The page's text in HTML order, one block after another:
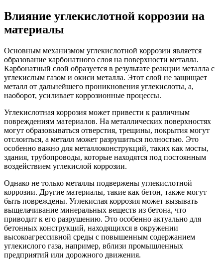
Влияние углекислотной коррозии на
материалы
Основным механизмом углекислотной коррозии является
образование карбонатного слоя на поверхности металла.
Карбонатный слой образуется в результате реакции металла с
углекислым газом и окиси металла. Этот слой не защищает
металл от дальнейшего проникновения углекислоты, а,
наоборот, усиливает коррозионные процессы.
Углекислотная коррозия может привести к различным
повреждениям материалов. На металлических поверхностях
могут образовываться отверстия, трещины, покрытия могут
отслоиться, а металл может разрушиться полностью. Это
особенно важно для металлоконструкций, таких как мосты,
здания, трубопроводы, которые находятся под постоянным
воздействием углекислой коррозии.
Однако не только металлы подвержены углекислотной
коррозии. Другие материалы, такие как бетон, также могут
быть повреждены. Углекислая коррозия может вызывать
выщелачивание минеральных веществ из бетона, что
приводит к его разрушению. Это особенно актуально для
бетонных конструкций, находящихся в окружении
высокоагрессивной среды с повышенным содержанием
углекислого газа, например, вблизи промышленных
предприятий или дорожного движения.